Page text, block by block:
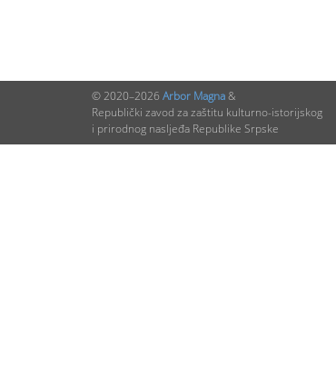
© 2020–2026 Arbor Magna&
Republički zavod za zaštitu kulturno-istorijskog
i prirodnog nasljeđa Republike Srpske